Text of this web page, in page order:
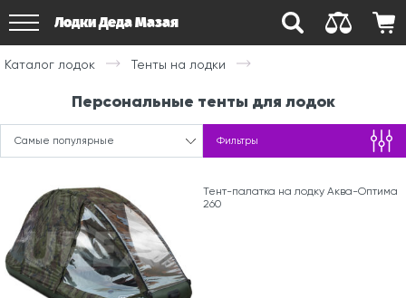
Лодки Деда Мазая
Каталог лодок Тенты на лодки
Персональные тенты для лодок
Самые популярные Фильтры
Тент-палатка на лодку Аква-Оптима
260